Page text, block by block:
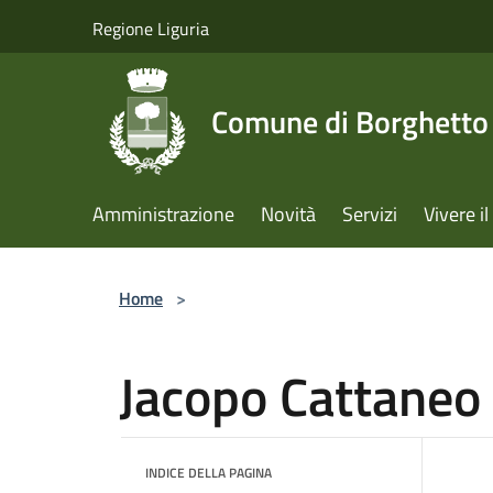
Regione Liguria
Comune di
Amministrazione Novità Servizi Vivere
Home >
Jacopo Cattaneo
INDICE DELLA PAGINA